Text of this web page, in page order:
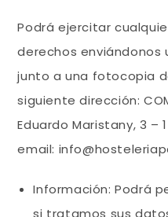
Podrá ejercitar
derechos enviándonos
junto a una fotocopia
siguiente dirección:
Eduardo Maristany, 3 –
email:
Información: Podrá
si tratamos sus